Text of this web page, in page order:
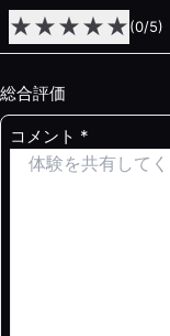
★★★★★(0/5)
総合評価
コメント *